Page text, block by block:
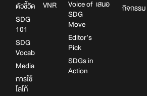
ตัวชี้วัด
SDG
101
SDG
Vocab
Media
การใช้
โลโก้
VNR
Voice of
SDG
Move
Editor’s
Pick
SDGs in
Action
เสนอ
กิจกรรม